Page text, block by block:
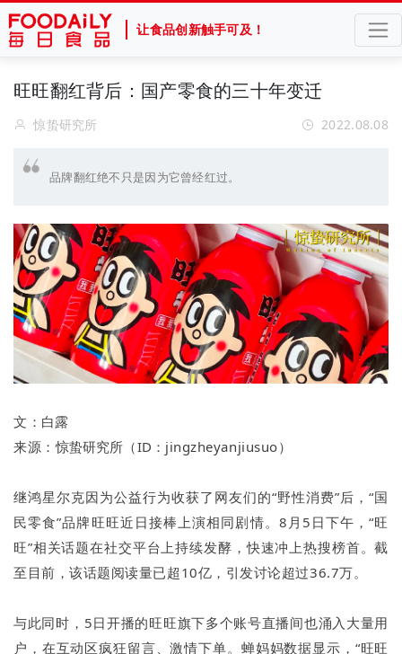
让食品创新触手可及！
旺旺翻红背后：国产零食的三十年变迁
惊蛰研究所 2022.08.08
品牌翻红绝不只是因为它曾经红过。
文： 白露
来源：惊蛰研究所 （ID： jingzheyanjiusuo）
继鸿星尔克因为公益行为收获了网友们的“野性消费”后，“国
民零食”品牌旺旺近日接棒上演相同剧情。8月5日下午，“旺
旺”相关话题在社交平台上持续发酵，快速冲上热搜榜首。截
至目前，该话题阅读量已超10亿，引发讨论超过36.7万。
与此同时，5日开播的旺旺旗下多个账号直播间也涌入大量用
户，在互动区疯狂留言、激情下单。蝉妈妈数据显示，“旺旺